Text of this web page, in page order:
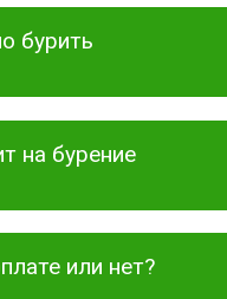
бурить
на бурение
или нет?